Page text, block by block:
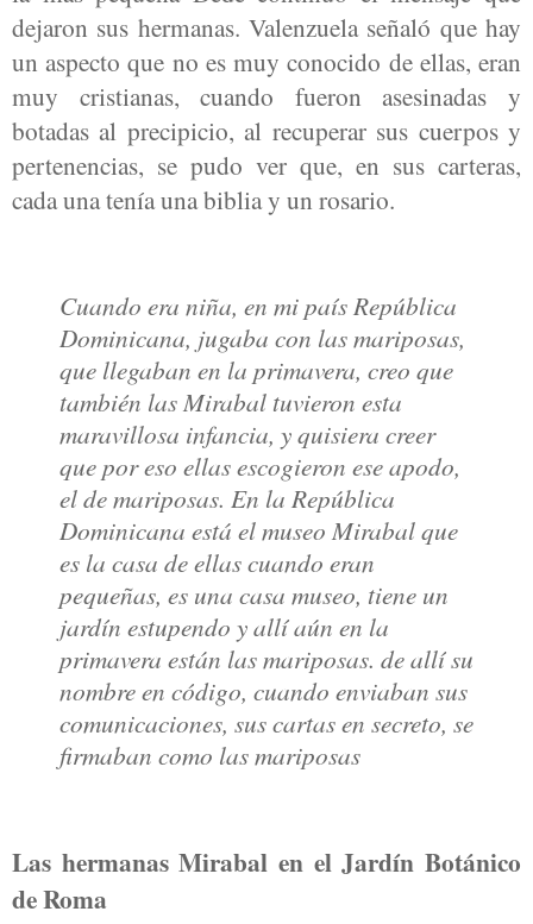
dejaron sus hermanas. Valenzuela señaló que hay
un aspecto que no es muy conocido de ellas, eran
muy cristianas, cuando fueron asesinadas y
botadas al precipicio, al recuperar sus cuerpos y
pertenencias, se pudo ver que, en sus carteras,
cada una tenía una biblia y un rosario.
Cuando era niña, en mi país República
Dominicana, jugaba con las mariposas,
que llegaban en la primavera, creo que
también las Mirabal tuvieron esta
maravillosa infancia, y quisiera creer
que por eso ellas escogieron ese apodo,
el de mariposas. En la República
Dominicana está el museo Mirabal que
es la casa de ellas cuando eran
pequeñas, es una casa museo, tiene un
jardín estupendo y allí aún en la
primavera están las mariposas. de allí su
nombre en código, cuando enviaban sus
comunicaciones, sus cartas en secreto, se
firmaban como las mariposas
Las hermanas Mirabal en el Jardín Botánico
de Roma